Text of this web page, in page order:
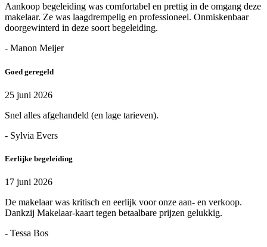
Aankoop begeleiding was comfortabel en prettig in de omgang deze
makelaar. Ze was laagdrempelig en professioneel. Onmiskenbaar
doorgewinterd in deze soort begeleiding.
- Manon Meijer
Goed geregeld
25 juni 2026
Snel alles afgehandeld (en lage tarieven).
- Sylvia Evers
Eerlijke begeleiding
17 juni 2026
De makelaar was kritisch en eerlijk voor onze aan- en verkoop.
Dankzij Makelaar-kaart tegen betaalbare prijzen gelukkig.
- Tessa Bos